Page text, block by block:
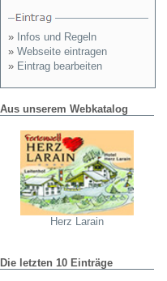
» Infos und Regeln
» Webseite eintragen
» Eintrag bearbeiten
Aus unserem Webkatalog
Herz Larain
Die letzten 10 Einträge